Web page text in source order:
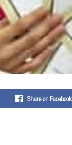
Share on Facebook